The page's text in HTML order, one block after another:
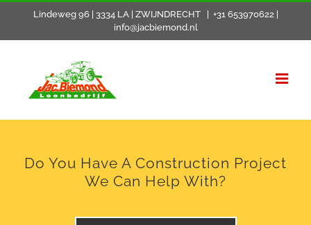
Lindeweg 96 | 3334 LA | ZWIJNDRECHT
+31 653970622 |
info@jacbiemond.nl
Do You Have A Construction Project
We Can Help With?